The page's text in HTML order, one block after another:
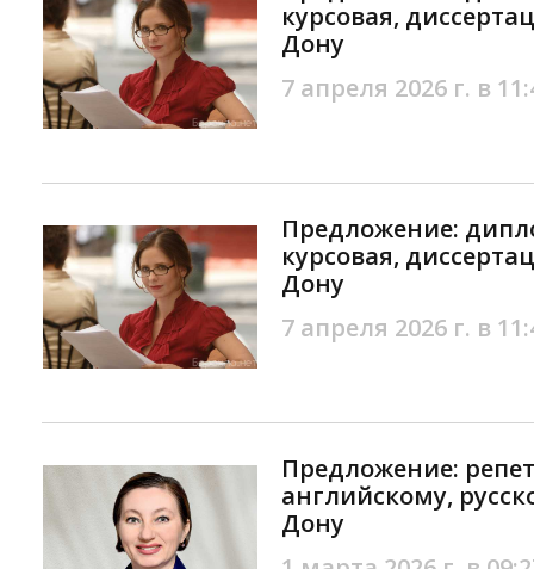
курсовая,
Дону
7 апреля 2026 г. в
Предложение:
курсовая,
Дону
7 апреля 2026 г. в
Предложение:
английскому,
Дону